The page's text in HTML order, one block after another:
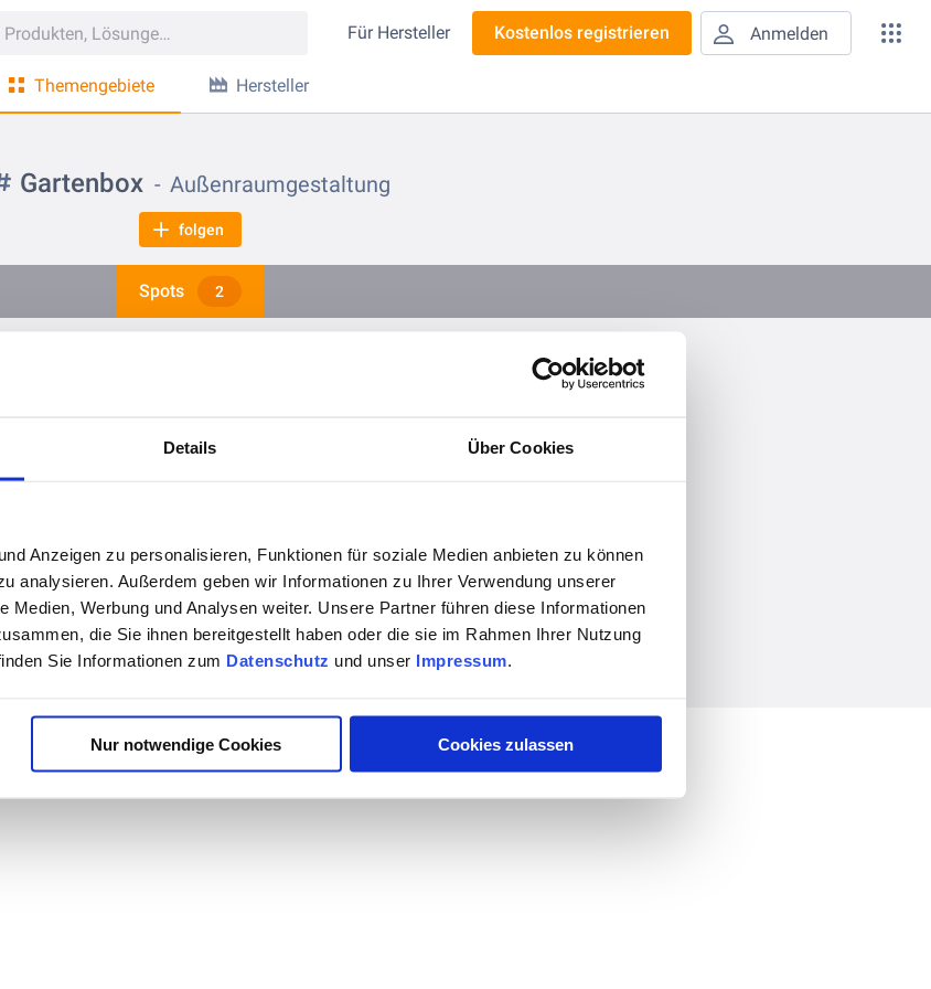
Details Über Cookies
Anzeigen zu personalisieren, Funktionen für soziale Medien anbieten zu können
analysieren. Außerdem geben wir Informationen zu Ihrer Verwendung unserer
Medien, Werbung und Analysen weiter. Unsere Partner führen diese Informationen
die Sie ihnen bereitgestellt haben oder die sie im Rahmen Ihrer Nutzung
Sie Informationen zum Datenschutz und unser Impressum.
Nur notwendige Cookies Cookies zulassen
Für Hersteller Kostenlos registrieren Anmelden
Themengebiete Hersteller
Gartenbox Außenraumgestaltung
folgen
Spots 2